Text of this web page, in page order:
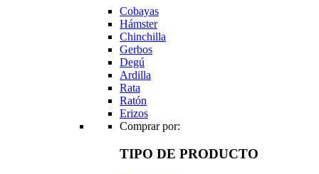
Cobayas
Hámster
Chinchilla
Gerbos
Degú
Ardilla
Rata
Ratón
Erizos
Comprar por:
TIPO DE PRODUCTO